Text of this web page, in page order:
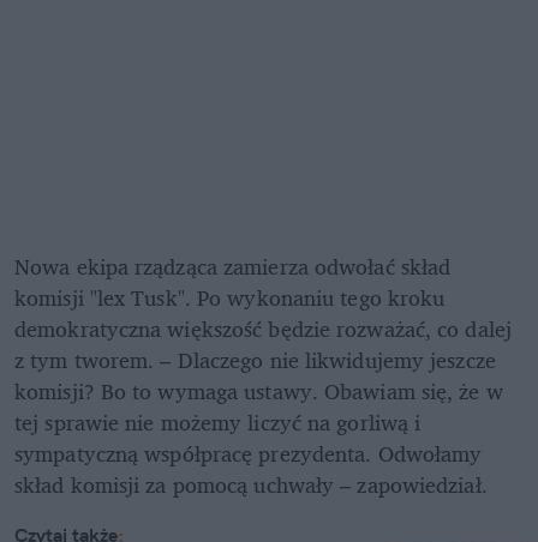
Nowa ekipa rządząca zamierza odwołać skład
komisji "lex Tusk". Po wykonaniu tego kroku
demokratyczna większość będzie rozważać, co dalej
z tym tworem. – Dlaczego nie likwidujemy jeszcze
komisji? Bo to wymaga ustawy. Obawiam się, że w
tej sprawie nie możemy liczyć na gorliwą i
sympatyczną współpracę prezydenta. Odwołamy
skład komisji za pomocą uchwały – zapowiedział.
Czytaj także: